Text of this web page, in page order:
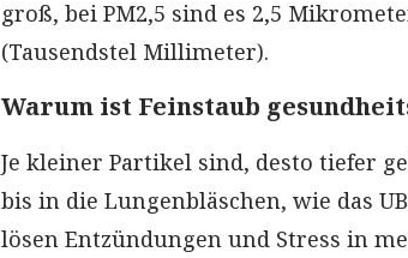
groß, bei PM2,5 sind es 2,5
(Tausendstel Millimeter).
Warum ist Feinstaub
Je kleiner Partikel sind, desto tiefer
bis in die Lungenbläschen, wie das
lösen Entzündungen und Stress in